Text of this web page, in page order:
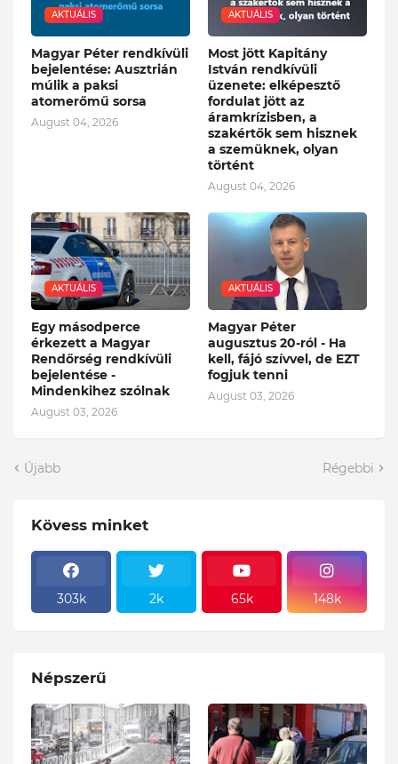
AKTUÁLIS
Magyar Péter rendkívüli
bejelentése: Ausztrián
múlik a paksi
atomerőmű sorsa
August 04, 2026
AKTUÁLIS
Most jött Kapitány
István rendkívüli
üzenete: elképesztő
fordulat jött az
áramkrízisben, a
szakértők sem hisznek
a szemüknek, olyan
történt
August 04, 2026
AKTUÁLIS
Egy másodperce
érkezett a Magyar
Rendőrség rendkívüli
bejelentése -
Mindenkihez szólnak
August 03, 2026
AKTUÁLIS
Magyar Péter
augusztus 20-ról - Ha
kell, fájó szívvel, de EZT
fogjuk tenni
August 03, 2026
Újabb Régebbi
Kövess minket
303k 2k 65k 148k
Népszerű